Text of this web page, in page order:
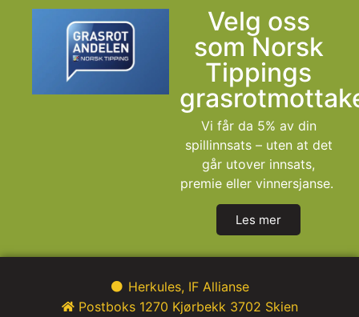
Velg oss
som Norsk
Tippings
Vi får da 5% av din
spillinnsats – uten at det
går utover innsats,
premie eller vinnersjanse.
Les mer
Herkules, IF Allianse
Postboks 1270 Kjørbekk 3702 Skien